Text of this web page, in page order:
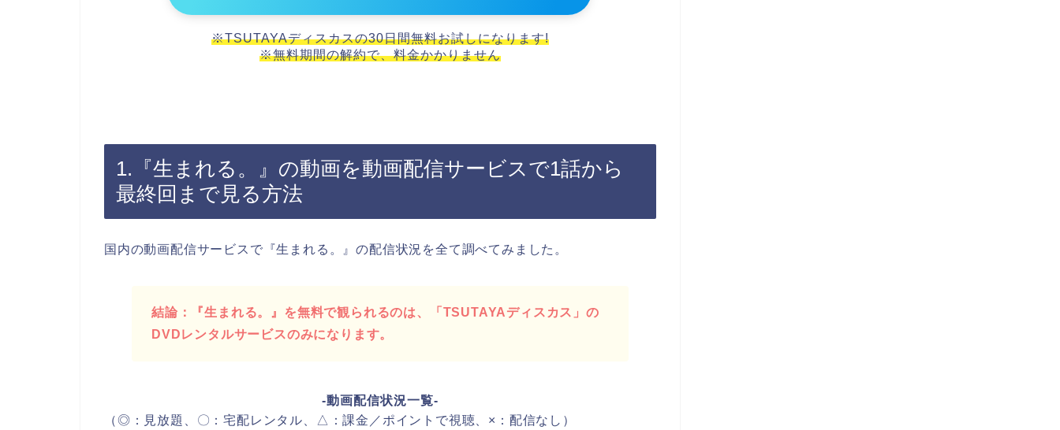
※TSUTAYAディスカスの30日間無料お試しになります!
※無料期間の解約で、料金かかりません
1.『生まれる。』の動画を動画配信サービスで1話から
最終回まで見る方法
国内の動画配信サービスで『生まれる。』の配信状況を全て調べてみました。
結論：『生まれる。』を無料で観られるのは、「TSUTAYAディスカス」の
DVDレンタルサービスのみになります。
-動画配信状況一覧-
（◎：見放題、〇：宅配レンタル、△：課金／ポイントで視聴、×：配信なし）